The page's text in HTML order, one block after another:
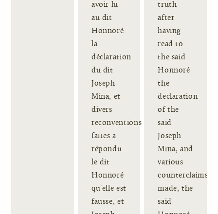
avoir lu
au dit
Honnoré
la
déclaration
du dit
Joseph
Mina, et
divers
reconventions
faites a
répondu
le dit
Honnoré
qu'elle est
fausse, et
truth
after
having
read to
the said
Honnoré
the
declaration
of the
said
Joseph
Mina, and
various
counterclaims
made, the
said